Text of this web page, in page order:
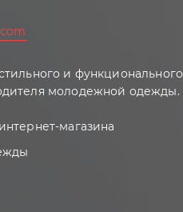
и
молодежной одежды.
магазина